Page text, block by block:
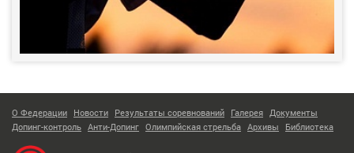
О Федерации Новости Результаты соревнований Галерея Документы
Допинг-контроль Анти-Допинг Олимпийская стрельба Архивы Библиотека